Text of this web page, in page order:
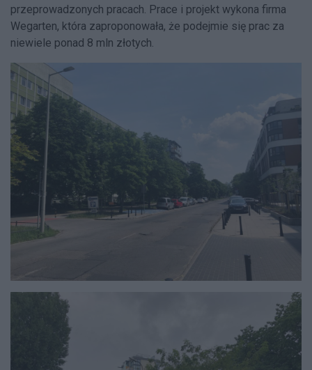
przeprowadzonych pracach. Prace i projekt wykona firma
Wegarten, która zaproponowała, że podejmie się prac za
niewiele ponad 8 mln złotych.